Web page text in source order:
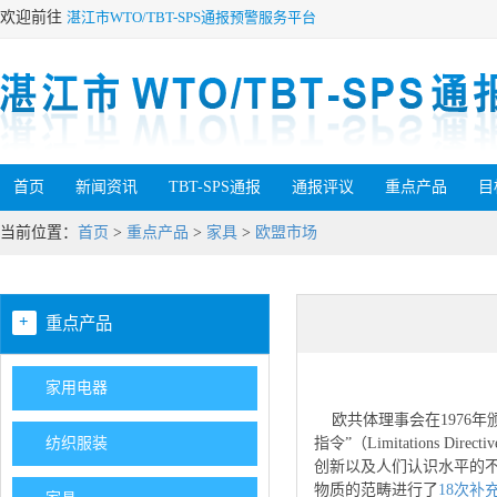
欢迎前往 湛江市WTO/TBT-SPS通报预警服务平台
首页 新闻资讯 TBT-SPS通报 通报评议 重点产品
当前位置： 首页 > 重点产品 > 家具 > 欧盟市场
+ 重点产品
家用电器
纺织服装
欧共体理事会在1976年
指令”（Limitations
创新以及人们认识水平的
物质的范畴进行了 18次补